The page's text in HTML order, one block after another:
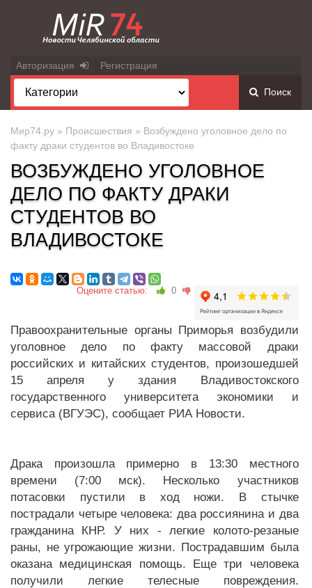
Авторизация Регистрация
Поиск
Мир74.ру » Происшествия » Возбуждено уголовное дело по
факту драки студентов во Владивостоке
ВОЗБУЖДЕНО УГОЛОВНОЕ
ДЕЛО ПО ФАКТУ ДРАКИ
СТУДЕНТОВ ВО
ВЛАДИВОСТОКЕ
Оцените статью: 0
Правоохранительные органы Приморья возбудили
уголовное дело по факту массовой драки
российских и китайских студентов, произошедшей
15 апреля у здания Владивостокского
государственного университета экономики и
сервиса (ВГУЭС), сообщает РИА Новости.
Драка произошла примерно в 13:30 местного
времени (7:00 мск). Несколько участников
потасовки пустили в ход ножи. В стычке
пострадали четыре человека: два россиянина и два
гражданина КНР. У них - легкие колото-резаные
раны, не угрожающие жизни. Пострадавшим была
оказана медицинская помощь. Еще три человека
получили легкие телесные повреждения.